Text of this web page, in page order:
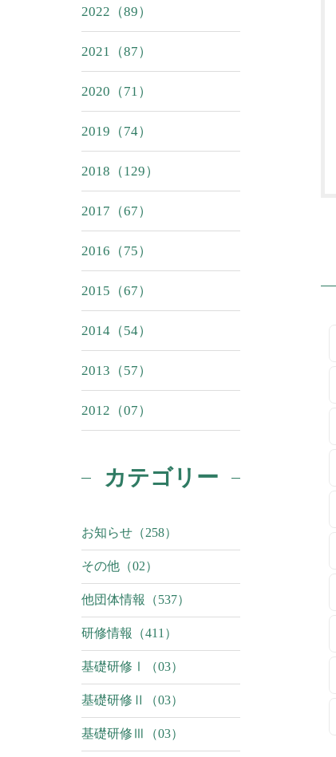
2022（89）
2021（87）
2020（71）
2019（74）
2018（129）
2017（67）
2016（75）
2015（67）
2014（54）
2013（57）
2012（07）
カテゴリー
お知らせ（258）
その他（02）
他団体情報（537）
研修情報（411）
基礎研修Ⅰ（03）
基礎研修Ⅱ（03）
基礎研修Ⅲ（03）